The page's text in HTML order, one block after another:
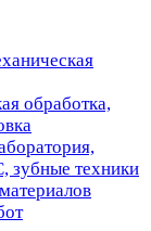
обработка,
зубные техники